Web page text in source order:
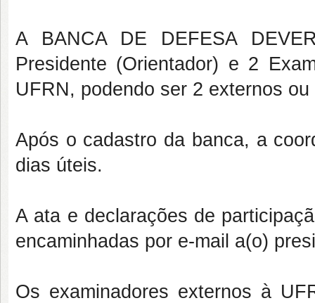
A BANCA DE DEFESA
Presidente (Orientador) e 2
UFRN, podendo ser 2 externos
Após o cadastro da banca, a
dias úteis.
A ata e declarações de
encaminhadas por e-mail a(o)
Os examinadores externos à